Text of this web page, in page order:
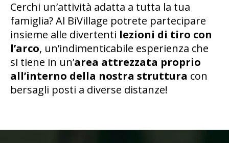
Cerchi un’attività adatta a tutta la tua
famiglia? Al BiVillage potrete partecipare
insieme alle divertenti lezioni di tiro con
l’arco, un’indimenticabile esperienza che
si tiene in un’area attrezzata proprio
all’interno della nostra struttura con
bersagli posti a diverse distanze!